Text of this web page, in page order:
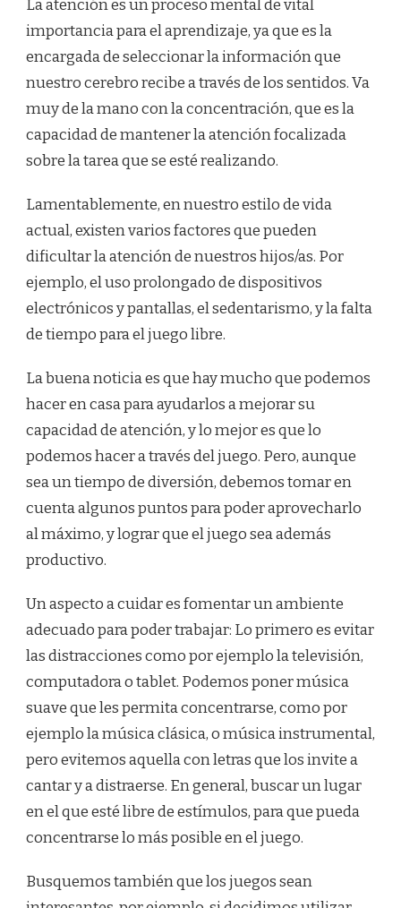
LA
ATENCIÓN
NUESTROS
HIJOS
POR
MEDIO
DEL
La atención es un proceso mental de vital
importancia para el aprendizaje, ya que es la
encargada de seleccionar la información que
nuestro cerebro recibe a través de los sentidos. Va
muy de la mano con la concentración, que es la
capacidad de mantener la atención focalizada
sobre la tarea que se esté realizando.
Lamentablemente, en nuestro estilo de vida
actual, existen varios factores que pueden
dificultar la atención de nuestros hijos/as. Por
ejemplo, el uso prolongado de dispositivos
electrónicos y pantallas, el sedentarismo, y la falta
de tiempo para el juego libre.
La buena noticia es que hay mucho que podemos
hacer en casa para ayudarlos a mejorar su
capacidad de atención, y lo mejor es que lo
podemos hacer a través del juego. Pero, aunque
sea un tiempo de diversión, debemos tomar en
cuenta algunos puntos para poder aprovecharlo
al máximo, y lograr que el juego sea además
productivo.
Un aspecto a cuidar es fomentar un ambiente
adecuado para poder trabajar: Lo primero es evitar
las distracciones como por ejemplo la televisión,
computadora o tablet. Podemos poner música
suave que les permita concentrarse, como por
ejemplo la música clásica, o música instrumental,
pero evitemos aquella con letras que los invite a
cantar y a distraerse. En general, buscar un lugar
en el que esté libre de estímulos, para que pueda
concentrarse lo más posible en el juego.
Busquemos también que los juegos sean